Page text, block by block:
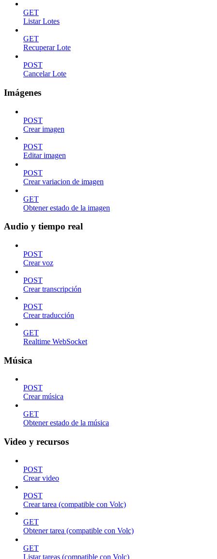
GET
Listar Lotes
GET
Recuperar Lote
POST
Cancelar Lote
Imágenes
POST
Crear imagen
POST
Editar imagen
POST
Crear variacion de imagen
GET
Obtener estado de la imagen
Audio y tiempo real
POST
Crear voz
POST
Crear transcripción
POST
Crear traducción
GET
Realtime WebSocket
Música
POST
Crear música
GET
Obtener estado de la música
Video y recursos
POST
Crear video
POST
Crear tarea (compatible con Volc)
GET
Obtener tarea (compatible con Volc)
GET
Listar tareas (compatible con Volc)